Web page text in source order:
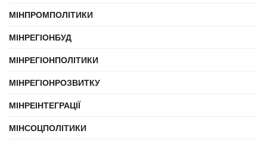
МІНПРОМПОЛІТИКИ
МІНРЕГІОНБУД
МІНРЕГІОНПОЛІТИКИ
МІНРЕГІОНРОЗВИТКУ
МІНРЕІНТЕГРАЦІЇ
МІНСОЦПОЛІТИКИ